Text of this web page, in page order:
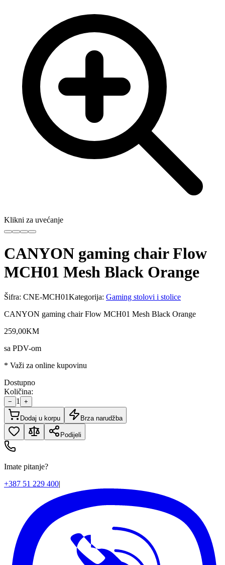
Klikni za uvećanje
CANYON gaming chair Flow
MCH01 Mesh Black Orange
Šifra: CNE-MCH01Kategorija: Gaming stolovi i stolice
CANYON gaming chair Flow MCH01 Mesh Black Orange
259,00KM
sa PDV-om
* Važi za online kupovinu
Dostupno
Količina:
− 1 +
Dodaj u korpu Brza narudžba
Podijeli
Imate pitanje?
+387 51 229 400|